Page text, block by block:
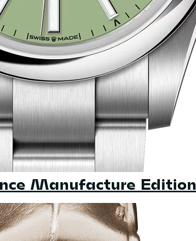
Manufacture Edition